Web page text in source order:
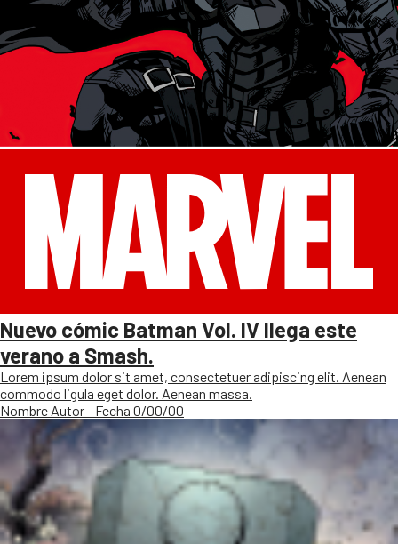
Nuevo cómic Batman Vol. IV llega este
verano a Smash.
Lorem ipsum dolor sit amet, consectetuer adipiscing elit. Aenean
commodo ligula eget dolor. Aenean massa.
Nombre Autor - Fecha 0/00/00